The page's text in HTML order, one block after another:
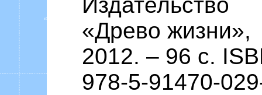
«Древо жизни»,
2012. – 96 c.
978-5-91470-